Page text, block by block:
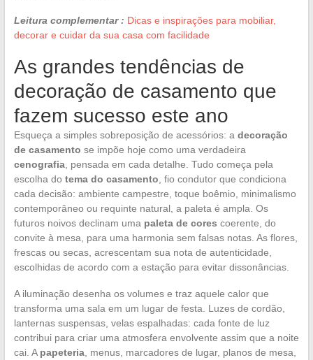
Leitura complementar : Dicas e inspirações para mobiliar,
decorar e cuidar da sua casa com facilidade
As grandes tendências de
decoração de casamento que
fazem sucesso este ano
Esqueça a simples sobreposição de acessórios: a decoração
de casamento se impõe hoje como uma verdadeira
cenografia, pensada em cada detalhe. Tudo começa pela
escolha do tema do casamento , fio condutor que condiciona
cada decisão: ambiente campestre, toque boêmio, minimalismo
contemporâneo ou requinte natural, a paleta é ampla. Os
futuros noivos declinam uma paleta de cores coerente, do
convite à mesa, para uma harmonia sem falsas notas. As flores,
frescas ou secas, acrescentam sua nota de autenticidade,
escolhidas de acordo com a estação para evitar dissonâncias.
A iluminação desenha os volumes e traz aquele calor que
transforma uma sala em um lugar de festa. Luzes de cordão,
lanternas suspensas, velas espalhadas: cada fonte de luz
contribui para criar uma atmosfera envolvente assim que a noite
cai. A papeteria, menus, marcadores de lugar, planos de mesa,